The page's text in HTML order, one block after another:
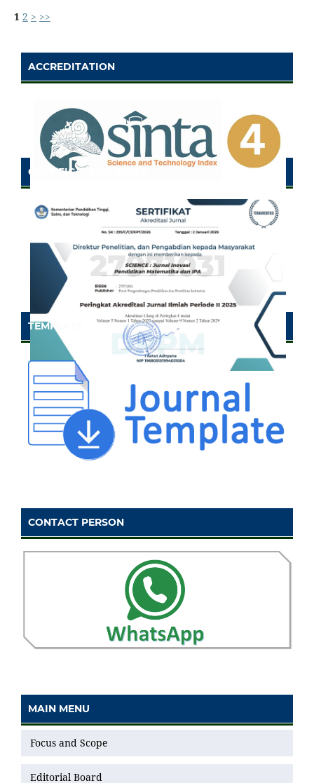
1 2 > >>
ACCREDITATION
CERTIFICATE OF SINTA
TEMPLATE
CONTACT PERSON
MAIN MENU
Focus and Scope
Editorial Board